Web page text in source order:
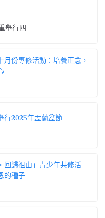
舉行四
月份專修活動：培養正念，
行2025年盂蘭盆節
回歸祖山」青少年共修活
的種子